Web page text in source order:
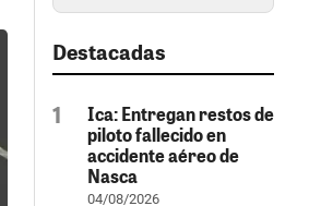
Destacadas
Ica: Entregan restos de
piloto fallecido en
accidente aéreo de
Nasca
04/08/2026